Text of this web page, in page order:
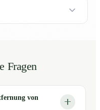
Fragen
von